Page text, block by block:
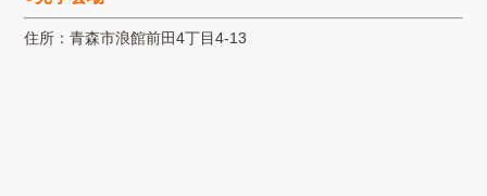
住所：青森市浪館前田4丁目4-13